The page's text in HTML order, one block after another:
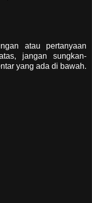
atau pertanyaan
jangan sungkan-
yang ada di bawah.